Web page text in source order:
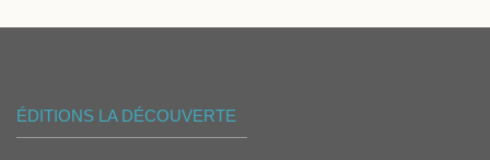
ÉDITIONS LA DÉCOUVERTE